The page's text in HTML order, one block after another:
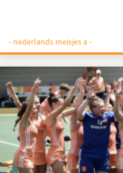
- nederlands meisjes a -